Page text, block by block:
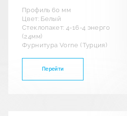
Профиль 60 мм
Цвет: Белый
Стеклопакет: 4-16-4 энерго
(24мм)
Фурнитура Vorne (Турция)
Перейти